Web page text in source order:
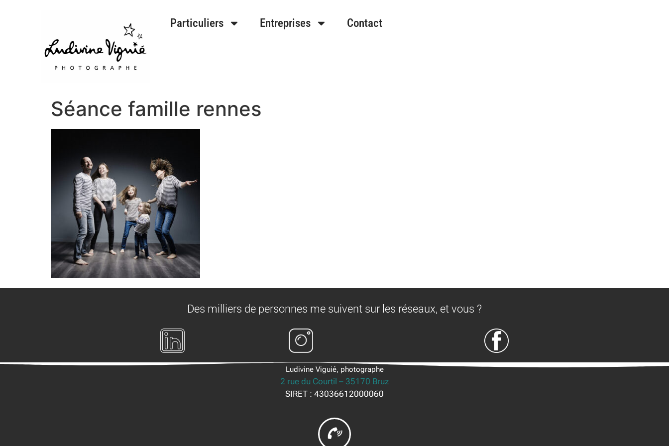
Particuliers Entreprises Contact
Séance famille rennes
Des milliers de personnes me suivent sur les réseaux, et vous ?
Ludivine Viguié, photographe
2 rue du Courtil – 35170 Bruz
SIRET : 43036612000060